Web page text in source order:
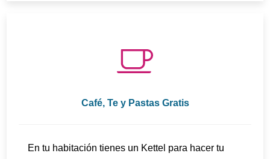
Café, Te y Pastas Gratis
En tu habitación tienes un Kettel para hacer tu